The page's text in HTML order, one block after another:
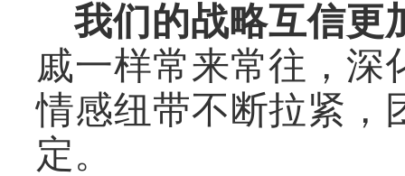
我们的战略互信更
戚一样常来常往，深
情感纽带不断拉紧，
定。